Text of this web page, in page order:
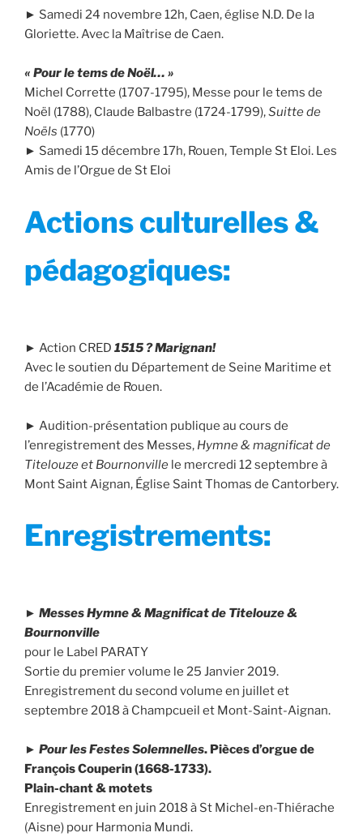
► Samedi 24 novembre 12h, Caen, église N.D. De la
Gloriette. Avec la Maîtrise de Caen.
« Pour le tems de Noël… »
Michel Corrette (1707-1795), Messe pour le tems de
Noël (1788), Claude Balbastre (1724-1799),Suitte de
Noëls (1770)
► Samedi 15 décembre 17h, Rouen, Temple St Eloi. Les
Amis de l’Orgue de St Eloi
Actions culturelles &
pédagogiques:
► Action CRED 1515 ? Marignan!
Avec le soutien du Département de Seine Maritime et
de l’Académie de Rouen.
► Audition-présentation publique au cours de
l’enregistrement des Messes, Hymne & magnificat de
Titelouze et Bournonville le mercredi 12 septembre à
Mont Saint Aignan, Église Saint Thomas de Cantorbery.
Enregistrements:
► Messes Hymne & Magnificat de Titelouze &
Bournonville
pour le Label PARATY
Sortie du premier volume le 25 Janvier 2019.
Enregistrement du second volume en juillet et
septembre 2018 à Champcueil et Mont-Saint-Aignan.
► Pour les Festes Solemnelles. Pièces d’orgue de
François Couperin (1668-1733).
Plain-chant & motets
Enregistrement en juin 2018 à St Michel-en-Thiérache
(Aisne) pour Harmonia Mundi.